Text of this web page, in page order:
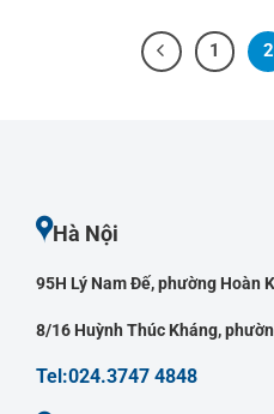
1 2
Hà Nội
95H Lý Nam Đế, phường Hoàn
8/16 Huỳnh Thúc Kháng,
Tel:024.3747 4848